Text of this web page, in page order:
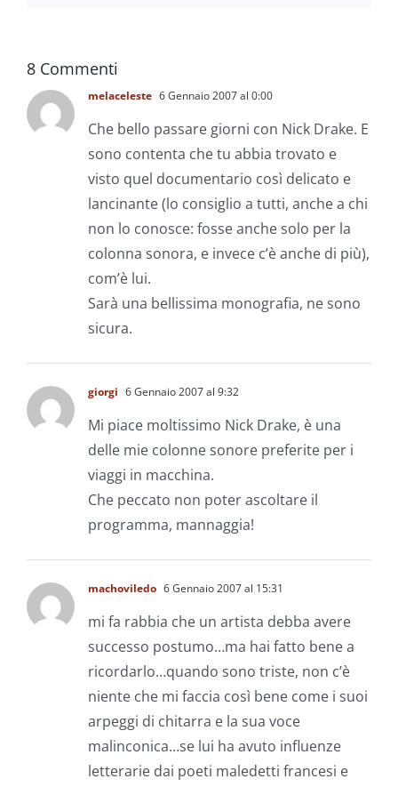
8 Commenti
melaceleste 6 Gennaio 2007 al 0:00
Che bello passare giorni con Nick Drake. E
sono contenta che tu abbia trovato e
visto quel documentario così delicato e
lancinante (lo consiglio a tutti, anche a chi
non lo conosce: fosse anche solo per la
colonna sonora, e invece c’è anche di più),
com’è lui.
Sarà una bellissima monografia, ne sono
sicura.
giorgi 6 Gennaio 2007 al 9:32
Mi piace moltissimo Nick Drake, è una
delle mie colonne sonore preferite per i
viaggi in macchina.
Che peccato non poter ascoltare il
programma, mannaggia!
machoviledo 6 Gennaio 2007 al 15:31
mi fa rabbia che un artista debba avere
successo postumo…ma hai fatto bene a
ricordarlo…quando sono triste, non c’è
niente che mi faccia così bene come i suoi
arpeggi di chitarra e la sua voce
malinconica…se lui ha avuto influenze
letterarie dai poeti maledetti francesi e